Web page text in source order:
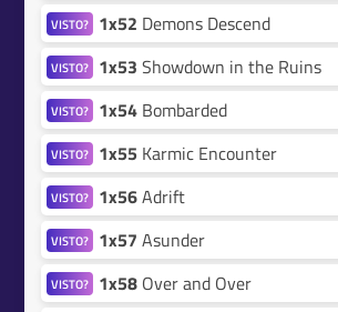
VISTO? 1x52 Demons Descend
VISTO? 1x53 Showdown in the Ruins
VISTO? 1x54 Bombarded
VISTO? 1x55 Karmic Encounter
VISTO? 1x56Adrift
VISTO? 1x57 Asunder
VISTO? 1x58 Over and Over